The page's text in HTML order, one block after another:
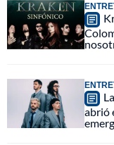
abrió